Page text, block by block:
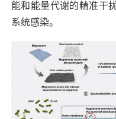
能和能量代谢的精准干
系统感染。